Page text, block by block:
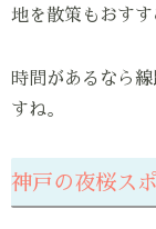
地を散策もおすす
時間があるなら
すね。
神戸の夜桜ス